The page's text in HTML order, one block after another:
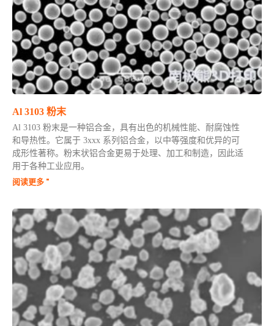
Al 3103 粉末
Al 3103 粉末是一种铝合金，具有出色的机械性能、耐腐蚀性
和导热性。它属于 3xxx 系列铝合金，以中等强度和优异的可
成形性著称。粉末状铝合金更易于处理、加工和制造，因此适
用于各种工业应用。
阅读更多 "